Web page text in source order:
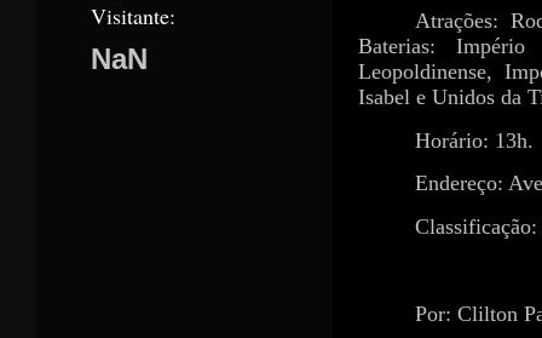
Atrações:
Baterias:
Leopoldinense,
Isabel e Unidos da
Horário: 13h.
Endereço:
Por: Clilton
Visitante:
NaN